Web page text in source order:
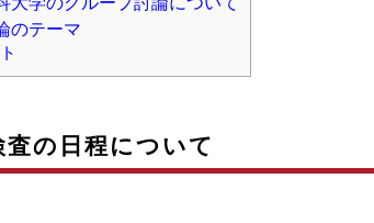
のテーマ
査の日程について